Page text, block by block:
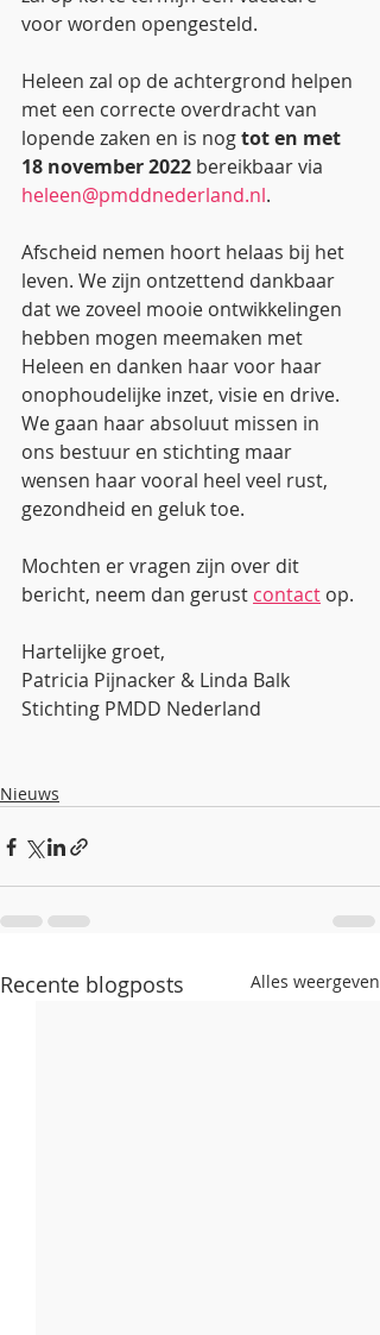
voor worden opengesteld.
Heleen zal op de achtergrond helpen
met een correcte overdracht van
lopende zaken en is nog tot en met
18 november 2022 bereikbaar via
heleen@pmddnederland.nl.
Afscheid nemen hoort helaas bij het
leven. We zijn ontzettend dankbaar
dat we zoveel mooie ontwikkelingen
hebben mogen meemaken met
Heleen en danken haar voor haar
onophoudelijke inzet, visie en drive.
We gaan haar absoluut missen in
ons bestuur en stichting maar
wensen haar vooral heel veel rust,
gezondheid en geluk toe.
Mochten er vragen zijn over dit
bericht, neem dan gerust contact op.
Hartelijke groet,
Patricia Pijnacker & Linda Balk
Stichting PMDD Nederland
Nieuws
Recente blogposts Alles weergeven